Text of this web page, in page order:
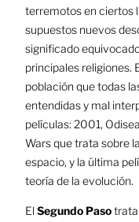
terremotos en ciertos
supuestos nuevos
significado
principales religiones.
población que todas
entendidas y mal
películas: 2001,
Wars que trata sobre
espacio, y la última
teoría de la evolución.
ElSegundo Pasotrata